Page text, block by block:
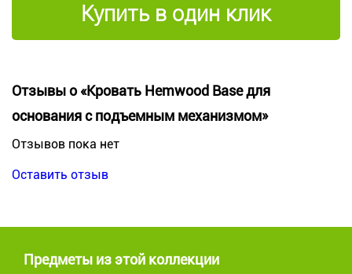
Купить в один клик
Отзывы о «Кровать Hemwood Base для
основания с подъемным механизмом»
Отзывов пока нет
Оставить отзыв
Предметы из этой коллекции